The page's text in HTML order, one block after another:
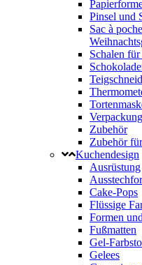
Pinsel und
Sac à
Schalen
Verpackung
Zubehör
Zubehör
Kuchendesign
Ausrüstung
Cake-Pops
Flüssige
Formen
Fußmatten
Gel-
Gelees